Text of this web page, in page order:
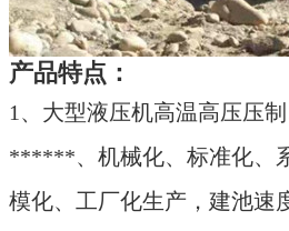
产品特点：
1、大型液压机高温高压压
******、机械化、标准化、
模化、工厂化生产，建池速